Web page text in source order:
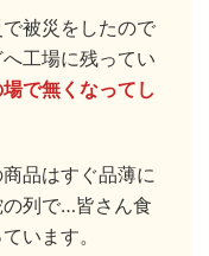
被災をしたので
工場に残ってい
で無くなってし
品はすぐ品薄に
列で…皆さん食
います。